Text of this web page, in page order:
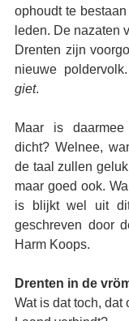
ophoudt te
leden. De nazaten
Drenten zijn
nieuwe
giet.
Maar is
dicht? Welnee,
de taal zullen
maar goed ook.
is blijkt wel uit
geschreven door
Harm Koops.
Drenten in de
Wat is dat toch, dat